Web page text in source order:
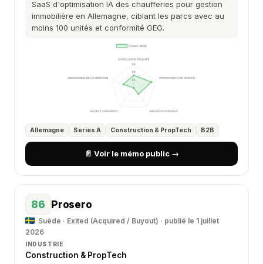
SaaS d'optimisation IA des chaufferies pour gestion
immobilière en Allemagne, ciblant les parcs avec au
moins 100 unités et conformité GEG.
Allemagne Series A Construction & PropTech B2B
📄 Voir le mémo public →
86 Prosero
Suède · Exited (Acquired / Buyout) · publié le 1 juillet
2026
INDUSTRIE
Construction & PropTech